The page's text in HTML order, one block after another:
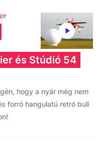
és Stúdió 54
hogy a nyár még nem
forró hangulatú retró buli